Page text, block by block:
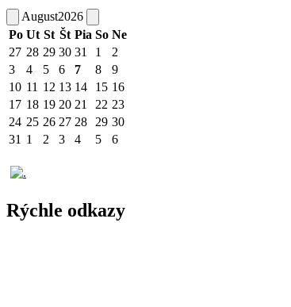
August2026
Po Ut St Št Pia So Ne
27 28 29 30 31 1
2
3
4 5 6 7 8
9
10 11 12 13 14 15 16
17 18 19 20 21 22 23
24 25 26 27 28 29 30
31 1 2 3 4 5 6
Rýchle odkazy